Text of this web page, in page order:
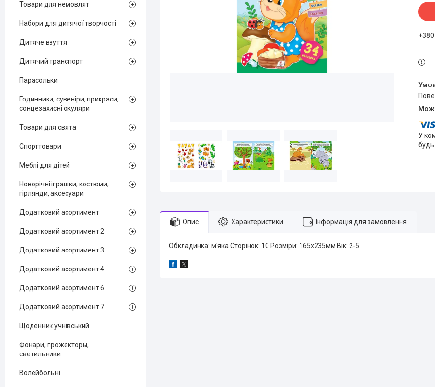
У
Опис Характеристики Інформація для замовлення
Обкладинка: м'яка Сторінок: 10 Розміри: 165х235мм Вік: 2-5
Товари для немовлят
Набори для дитячої творчості
Дитяче взуття
Дитячий транспорт
Парасольки
Годинники, сувеніри, прикраси,
сонцезахисні окуляри
Товари для свята
Спорттовари
Меблі для дітей
Новорічні іграшки, костюми,
гірлянди, аксесуари
Додатковий асортимент
Додатковий асортимент 2
Додатковий асортимент 3
Додатковий асортимент 4
Додатковий асортимент 6
Додатковий асортимент 7
Щоденник учнівський
Фонари, прожекторы,
светильники
Волейбольні